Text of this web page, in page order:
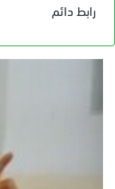
رابط دائم